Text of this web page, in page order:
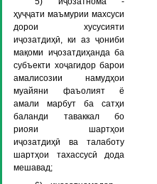
ҳуҷҷати маъмурии махсуси
дорои хусусияти
иҷозатдиҳӣ, ки аз ҷониби
мақоми иҷозатдиҳанда ба
субъекти хоҷагидор барои
амалисозии намудҳои
муайяни фаъолият ё
амали марбут ба сатҳи
баланди таваккал бо
риояи шартҳои
иҷозатдиҳӣ ва талаботу
шартҳои тахассусӣ дода
мешавад;